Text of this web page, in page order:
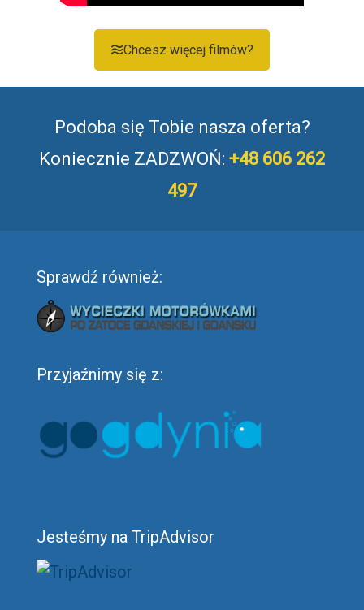
Chcesz więcej filmów?
Podoba się Tobie nasza oferta?
Koniecznie ZADZWOŃ: +48 606 262
497
Sprawdź również:
Przyjaźnimy się z:
Jesteśmy na TripAdvisor